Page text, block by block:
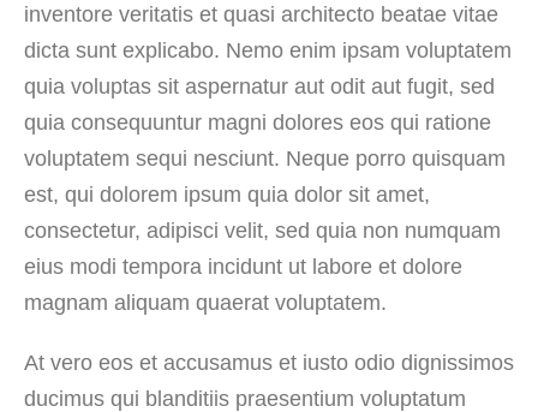
inventore veritatis et quasi architecto beatae vitae
dicta sunt explicabo. Nemo enim ipsam voluptatem
quia voluptas sit aspernatur aut odit aut fugit, sed
quia consequuntur magni dolores eos qui ratione
voluptatem sequi nesciunt. Neque porro quisquam
est, qui dolorem ipsum quia dolor sit amet,
consectetur, adipisci velit, sed quia non numquam
eius modi tempora incidunt ut labore et dolore
magnam aliquam quaerat voluptatem.
At vero eos et accusamus et iusto odio dignissimos
ducimus qui blanditiis praesentium voluptatum